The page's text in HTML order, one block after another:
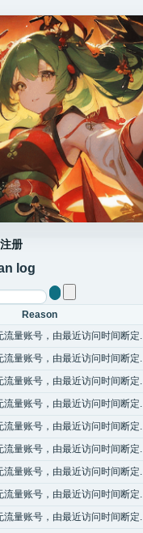
注册
log
Reason
流量账号，由最近访问时间断定.
流量账号，由最近访问时间断定.
流量账号，由最近访问时间断定.
流量账号，由最近访问时间断定.
流量账号，由最近访问时间断定.
流量账号，由最近访问时间断定.
流量账号，由最近访问时间断定.
流量账号，由最近访问时间断定.
流量账号，由最近访问时间断定.